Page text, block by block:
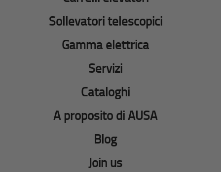
Sollevatori telescopici
Gamma elettrica
Servizi
Cataloghi
A proposito di AUSA
Blog
Join us